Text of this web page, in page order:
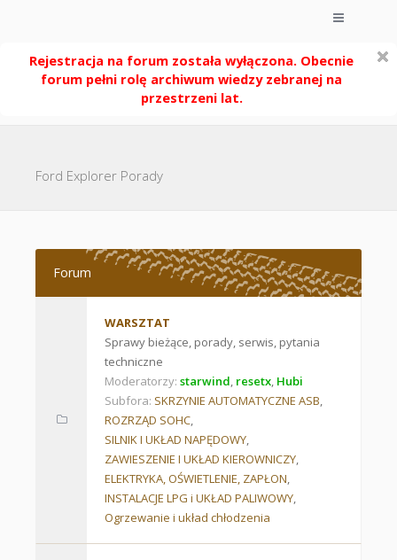
Rejestracja na forum została wyłączona. Obecnie
forum pełni rolę archiwum wiedzy zebranej na
przestrzeni lat.
Ford Explorer Porady
Forum
WARSZTAT
Sprawy bieżące, porady, serwis, pytania
techniczne
Moderatorzy: starwind, resetx, Hubi
Subfora: SKRZYNIE AUTOMATYCZNE ASB,
ROZRZĄD SOHC,
SILNIK I UKŁAD NAPĘDOWY,
ZAWIESZENIE I UKŁAD KIEROWNICZY,
ELEKTRYKA, OŚWIETLENIE, ZAPŁON,
INSTALACJE LPG i UKŁAD PALIWOWY,
Ogrzewanie i układ chłodzenia